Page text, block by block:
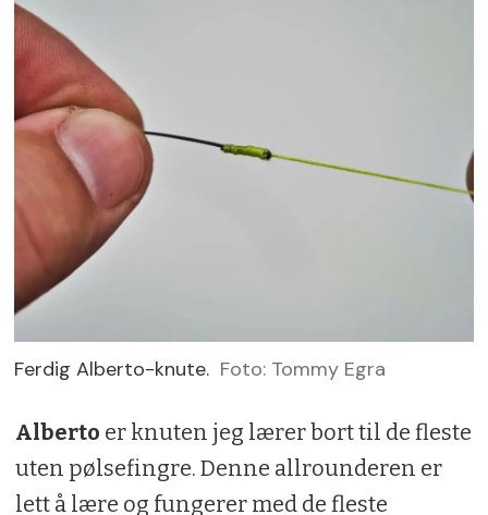
Ferdig Alberto-knute. Foto: Tommy Egra
Alberto er knuten jeg lærer bort til de fleste
uten pølsefingre. Denne allrounderen er
lett å lære og fungerer med de fleste